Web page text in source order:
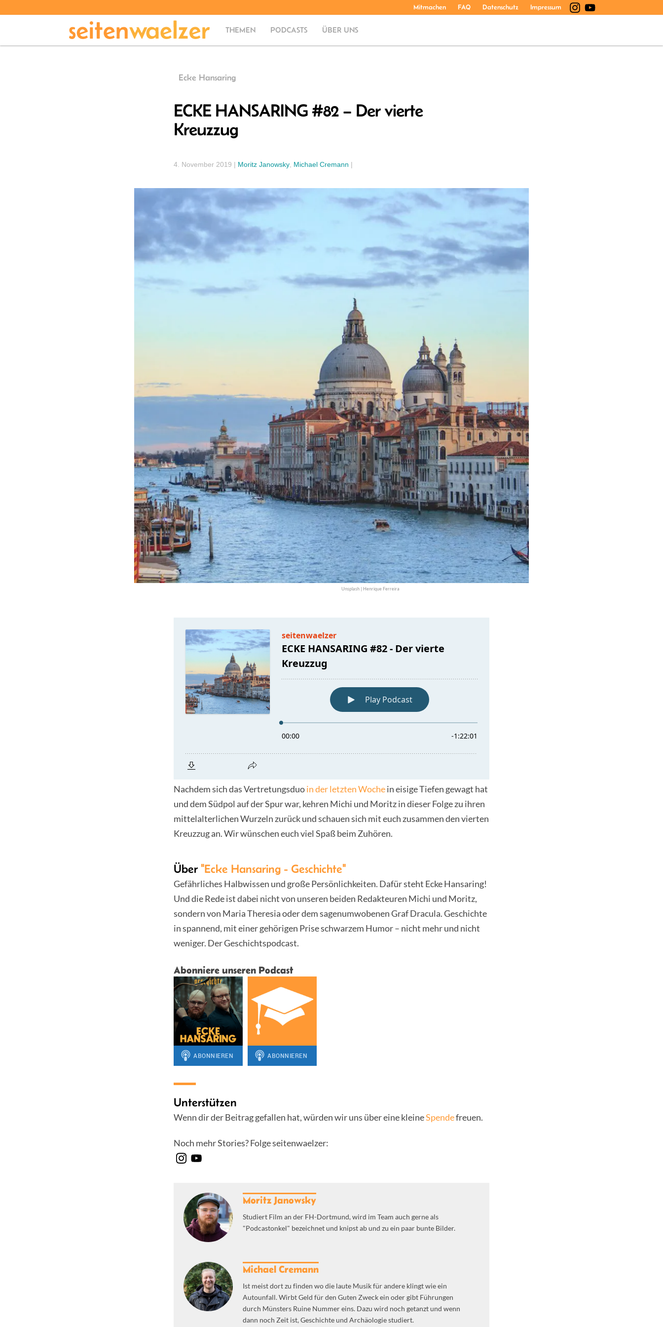
Mitmachen FAQ Datenschutz Impressum
THEMEN PODCASTS ÜBER UNS
Ecke Hansaring
ECKE HANSARING #82 – Der vierte
Kreuzzug
4. November 2019 | Moritz Janowsky, Michael Cremann |
Unsplash | Henrique Ferreira
Nachdem sich das Vertretungsduoin der letzten Wochein eisige Tiefen gewagt hat
und dem Südpol auf der Spur war, kehren Michi und Moritz in dieser Folge zu ihren
mittelalterlichen Wurzeln zurück und schauen sich mit euch zusammen den vierten
Kreuzzug an. Wir wünschen euch viel Spaß beim Zuhören.
Über "Ecke Hansaring - Geschichte"
Gefährliches Halbwissen und große Persönlichkeiten. Dafür steht Ecke Hansaring!
Und die Rede ist dabei nicht von unseren beiden Redakteuren Michi und Moritz,
sondern von Maria Theresia oder dem sagenumwobenen Graf Dracula. Geschichte
in spannend, mit einer gehörigen Prise schwarzem Humor – nicht mehr und nicht
weniger. Der Geschichtspodcast.
Abonniere unseren Podcast
Unterstützen
Wenn dir der Beitrag gefallen hat, würden wir uns über eine kleineSpendefreuen.
Noch mehr Stories? Folge seitenwaelzer:
Moritz Janowsky
Studiert Film an der FH-Dortmund, wird im Team auch gerne als
"Podcastonkel" bezeichnet und knipst ab und zu ein paar bunte Bilder.
Michael Cremann
Ist meist dort zu finden wo die laute Musik für andere klingt wie ein
Autounfall. Wirbt Geld für den Guten Zweck ein oder gibt Führungen
durch Münsters Ruine Nummer eins. Dazu wird noch getanzt und wenn
dann noch Zeit ist, Geschichte und Archäologie studiert.